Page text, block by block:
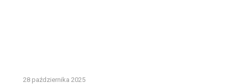
28 października 2025